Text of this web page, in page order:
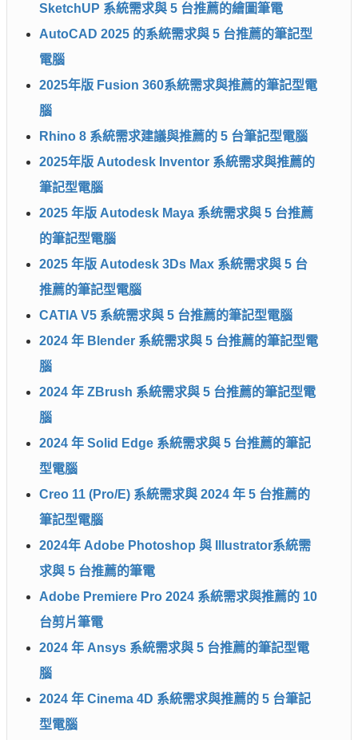
SketchUP 系統需求與 5 台推薦的繪圖筆電
AutoCAD 2025 的系統需求與 5 台推薦的筆記型
電腦
2025年版 Fusion 360系統需求與推薦的筆記型電
腦
Rhino 8 系統需求建議與推薦的 5 台筆記型電腦
2025年版 Autodesk Inventor 系統需求與推薦的
筆記型電腦
2025 年版 Autodesk Maya 系统需求與 5 台推薦
的筆記型電腦
2025 年版 Autodesk 3Ds Max 系統需求與 5 台
推薦的筆記型電腦
CATIA V5 系統需求與 5 台推薦的筆記型電腦
2024 年 Blender 系統需求與 5 台推薦的筆記型電
腦
2024 年 ZBrush 系統需求與 5 台推薦的筆記型電
腦
2024 年 Solid Edge 系統需求與 5 台推薦的筆記
型電腦
Creo 11 (Pro/E) 系統需求與 2024 年 5 台推薦的
筆記型電腦
2024年 Adobe Photoshop 與 Illustrator系統需
求與 5 台推薦的筆電
Adobe Premiere Pro 2024 系統需求與推薦的 10
台剪片筆電
2024 年 Ansys 系統需求與 5 台推薦的筆記型電
腦
2024 年 Cinema 4D 系統需求與推薦的 5 台筆記
型電腦